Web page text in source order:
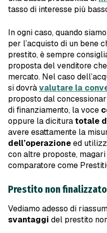
tasso di interesse più
In ogni caso, quando
per l’acquisto di un bene
prestito, è sempre
proposta del venditore
mercato. Nel caso
si dovràvalutare la
proposto dal
di finanziamento, la voce
oppure la dicituratotale
avere esattamente la
dell’operazioneed
con altre proposte,
comparatore come
Prestito non
Vediamo adesso di
svantaggi del prestito